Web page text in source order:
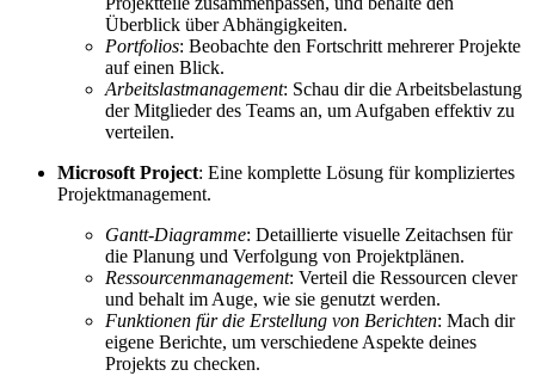
Überblick über Abhängigkeiten.
Portfolios: Beobachte den Fortschritt mehrerer Projekte
auf einen Blick.
Arbeitslastmanagement: Schau dir die Arbeitsbelastung
der Mitglieder des Teams an, um Aufgaben effektiv zu
verteilen.
Microsoft Project: Eine komplette Lösung für kompliziertes
Projektmanagement.
Gantt-Diagramme: Detaillierte visuelle Zeitachsen für
die Planung und Verfolgung von Projektplänen.
Ressourcenmanagement: Verteil die Ressourcen clever
und behalt im Auge, wie sie genutzt werden.
Funktionen für die Erstellung von Berichten: Mach dir
eigene Berichte, um verschiedene Aspekte deines
Projekts zu checken.